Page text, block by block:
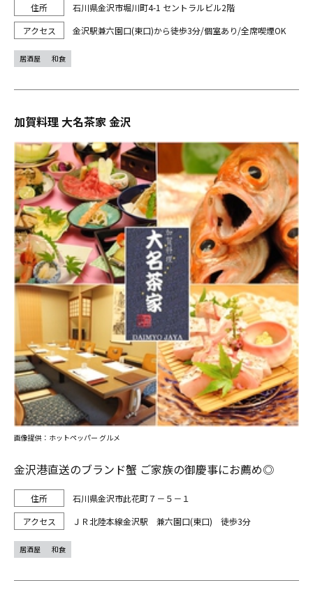
石川県金沢市堀川町4-1 セントラルビル2階
金沢駅兼六園口(東口)から徒歩3分/個室あり/全席喫煙OK
居酒屋 和食
加賀料理 大名茶家 金沢
金沢港直送のブランド蟹 ご家族の御慶事にお薦め◎
石川県金沢市此花町７－５－１
ＪＲ北陸本線金沢駅 兼六園口(東口) 徒歩3分
画像提供：ホットペッパー グルメ
居酒屋 和食